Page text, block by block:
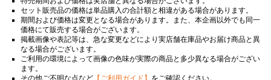
セット販売品の価格は単品購入の合計額と相違がある場合があります。
期間および価格は変更となる場合があります。また、本企画以外でも同一
価格にて販売する場合がございます。
掲載画像や表記等は、急な変更などにより実店舗在庫品やお届け商品と異
なる場合がございます。
ご利用の環境によって画像の色味が実際の商品と多少異なる場合がござい
ます。
その他ご不明な点など 【ご利用ガイド】 をご確認ください。